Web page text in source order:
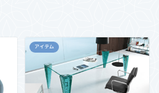
アイテム